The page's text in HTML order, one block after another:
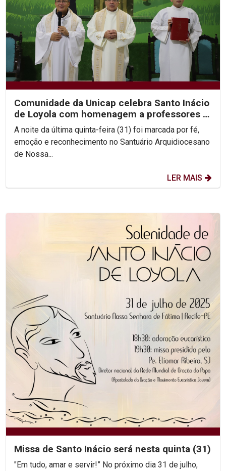
Comunidade da Unicap celebra Santo Inácio
de Loyola com homenagem a professores e
jesuítas
A noite da última quinta-feira (31) foi marcada por fé,
emoção e reconhecimento no Santuário Arquidiocesano
de Nossa...
LER MAIS
Missa de Santo Inácio será nesta quinta (31)
"Em tudo, amar e servir!” No próximo dia 31 de julho,